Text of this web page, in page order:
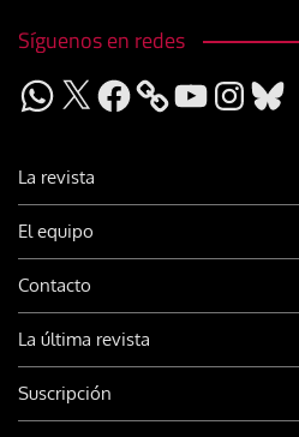
Síguenos en redes
WhatsApp
X Facebook YouTubeInstagram
Bluesky
La revista
El equipo
Contacto
La última revista
Suscripción